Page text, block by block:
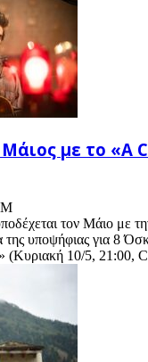
Μάιος με το «A
τον Μάιο με
της υποψήφιας για 8
(Κυριακή 10/5, 21:00,